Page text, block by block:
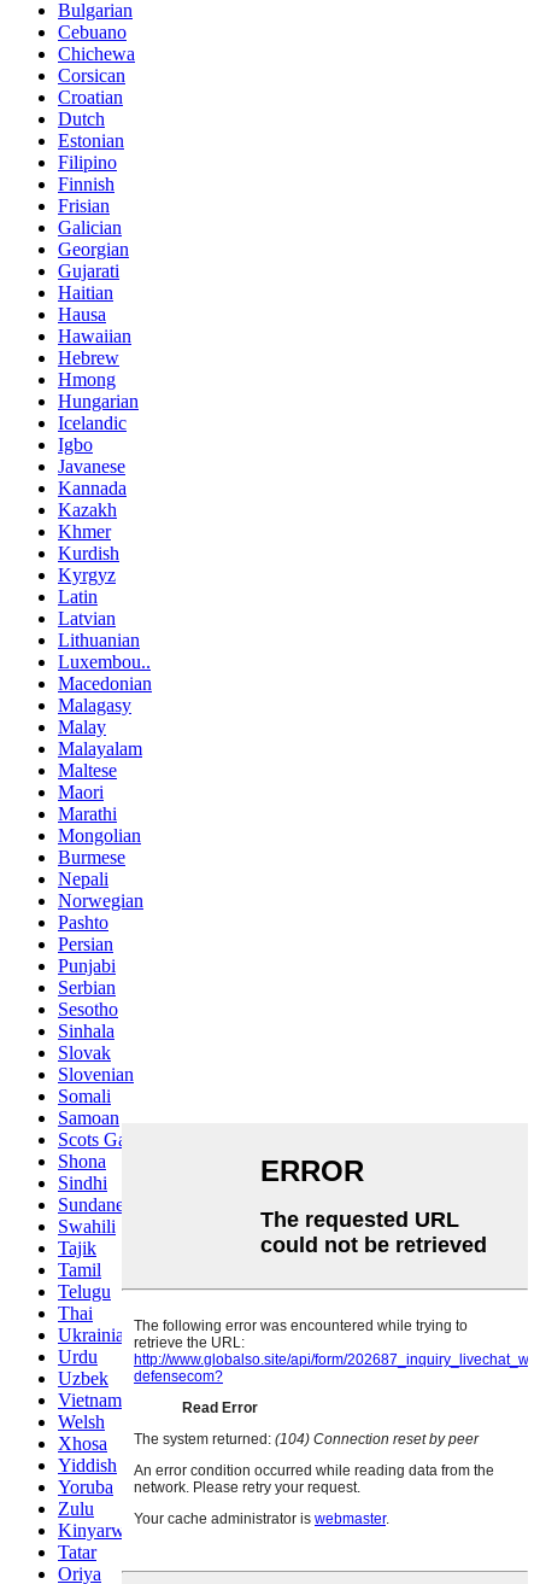
Bulgarian
Cebuano
Chichewa
Corsican
Croatian
Dutch
Estonian
Filipino
Finnish
Frisian
Galician
Georgian
Gujarati
Haitian
Hausa
Hawaiian
Hebrew
Hmong
Hungarian
Icelandic
Igbo
Javanese
Kannada
Kazakh
Khmer
Kurdish
Kyrgyz
Latin
Latvian
Lithuanian
Luxembou..
Macedonian
Malagasy
Malay
Malayalam
Maltese
Maori
Marathi
Mongolian
Burmese
Nepali
Norwegian
Pashto
Persian
Punjabi
Serbian
Sesotho
Sinhala
Slovak
Slovenian
Somali
Samoan
Scots Gaelic
Shona
Sindhi
Sundanese
Swahili
Tajik
Tamil
Telugu
Thai
Ukrainian
Urdu
Uzbek
Vietnamese
Welsh
Xhosa
Yiddish
Yoruba
Zulu
Kinyarwanda
Tatar
Oriya